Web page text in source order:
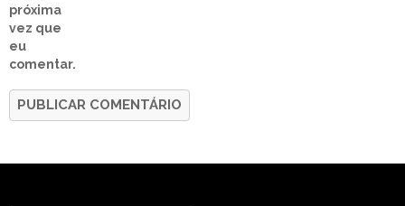
próxima
vez que
eu
comentar.